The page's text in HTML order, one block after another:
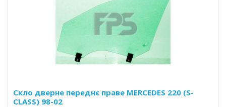
Скло дверне переднє праве MERCEDES 220 (S-
CLASS) 98-02